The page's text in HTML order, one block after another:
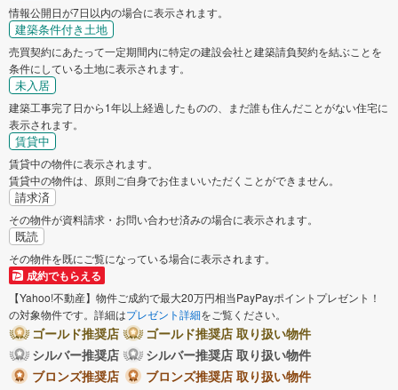
情報公開日が7日以内の場合に表示されます。
建築条件付き土地
売買契約にあたって一定期間内に特定の建設会社と建築請負契約を結ぶことを
条件にしている土地に表示されます。
未入居
建築工事完了日から1年以上経過したものの、まだ誰も住んだことがない住宅に
表示されます。
賃貸中
賃貸中の物件に表示されます。
賃貸中の物件は、原則ご自身でお住まいいただくことができません。
請求済
その物件が資料請求・お問い合わせ済みの場合に表示されます。
既読
その物件を既にご覧になっている場合に表示されます。
成約でもらえる
【Yahoo!不動産】物件ご成約で最大20万円相当PayPayポイントプレゼント！
の対象物件です。詳細はプレゼント詳細をご覧ください。
ゴールド推奨店
ゴールド推奨店 取り扱い物件
シルバー推奨店
シルバー推奨店 取り扱い物件
ブロンズ推奨店
ブロンズ推奨店 取り扱い物件